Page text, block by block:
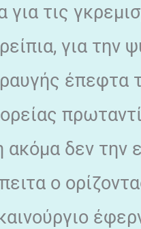
για τις
για την
έπεφτα
ακόμα δεν την
ο